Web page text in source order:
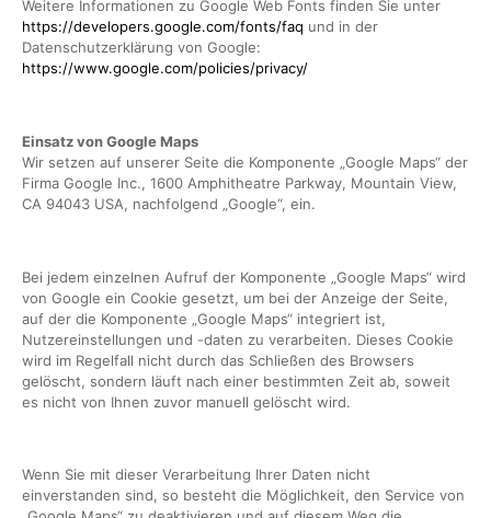
Weitere Informationen zu Google Web Fonts finden Sie unter
https://developers.google.com/fonts/faq und in der
Datenschutzerklärung von Google:
https://www.google.com/policies/privacy/
Einsatz von Google Maps
Wir setzen auf unserer Seite die Komponente „Google Maps“ der
Firma Google Inc., 1600 Amphitheatre Parkway, Mountain View,
CA 94043 USA, nachfolgend „Google“, ein.
Bei jedem einzelnen Aufruf der Komponente „Google Maps“ wird
von Google ein Cookie gesetzt, um bei der Anzeige der Seite,
auf der die Komponente „Google Maps“ integriert ist,
Nutzereinstellungen und -daten zu verarbeiten. Dieses Cookie
wird im Regelfall nicht durch das Schließen des Browsers
gelöscht, sondern läuft nach einer bestimmten Zeit ab, soweit
es nicht von Ihnen zuvor manuell gelöscht wird.
Wenn Sie mit dieser Verarbeitung Ihrer Daten nicht
einverstanden sind, so besteht die Möglichkeit, den Service von